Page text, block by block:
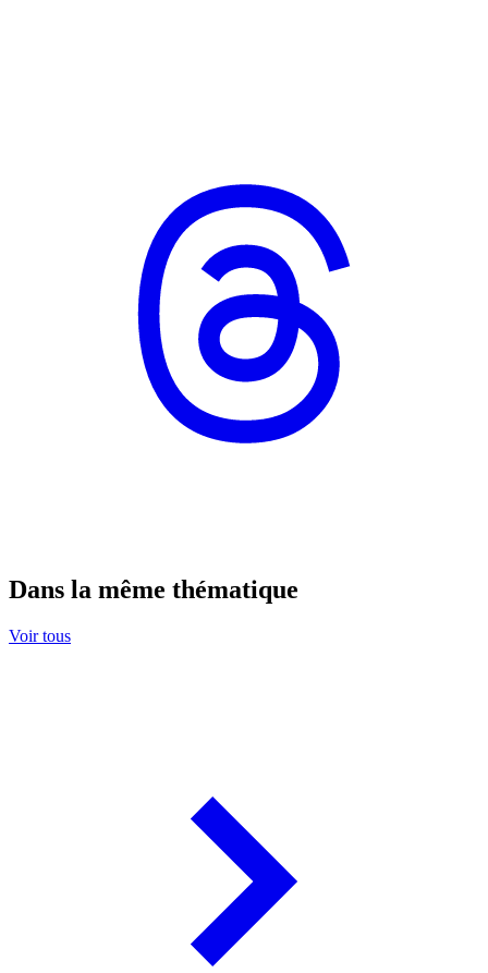
Dans la même thématique
Voir tous